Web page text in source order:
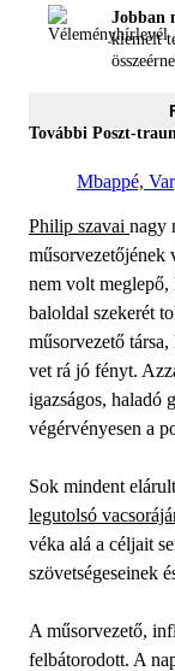
Jobban
kiemelt
További Poszt-
Mbappé,
Philip szavai nagy
műsorvezetőjének
nem volt
baloldal szekerét
műsorvezető
vet rá jó fényt.
igazságos, haladó
végérvényesen a
Sok mindent
legutolsó
véka alá a céljait
szövetségeseinek
A műsorvezető,
felbátorodott. A